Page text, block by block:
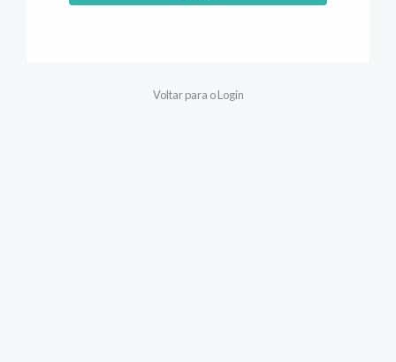
Voltar para o Login